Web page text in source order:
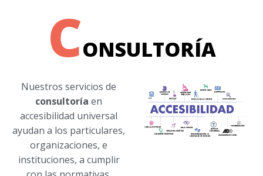
CONSULTORÍA
Nuestros servicios de
consultoría en
accesibilidad universal
ayudan a los particulares,
organizaciones, e
instituciones, a cumplir